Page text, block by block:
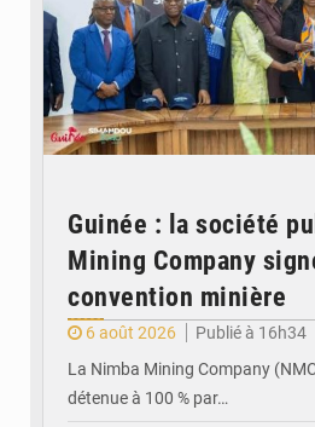
Guinée : la société
Mining Company
convention minière
6 août 2026
Publié à 16h34
La Nimba Mining Company
détenue à 100 % par…